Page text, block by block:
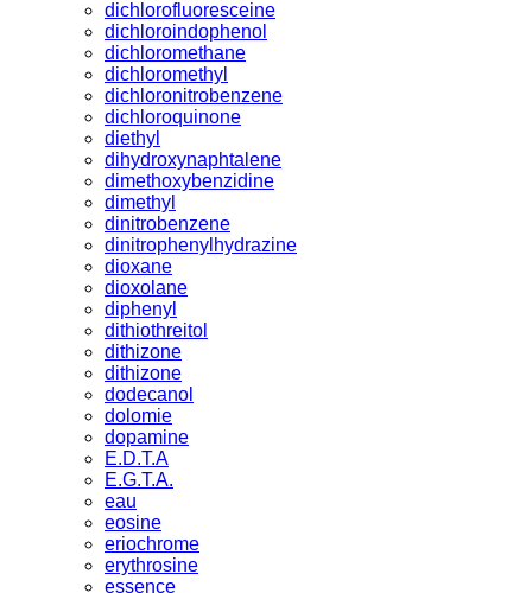
dichlorofluoresceine
dichloroindophenol
dichloromethane
dichloromethyl
dichloronitrobenzene
dichloroquinone
diethyl
dihydroxynaphtalene
dimethoxybenzidine
dimethyl
dinitrobenzene
dinitrophenylhydrazine
dioxane
dioxolane
diphenyl
dithiothreitol
dithizone
dithizone
dodecanol
dolomie
dopamine
E.D.T.A
E.G.T.A.
eau
eosine
eriochrome
erythrosine
essence